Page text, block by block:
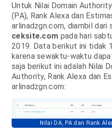
Untuk Nilai Domain
(PA), Rank Alexa dan
arlinadzgn.com, diambil dari
ceksite.com pada hari
2019. Data berikut ini tidak
karena sewaktu-waktu
saja berikut ini adalah Nilai
Authority, Rank Alexa dan
arlinadzgn.com:
Nilai DA, PA dan Rank